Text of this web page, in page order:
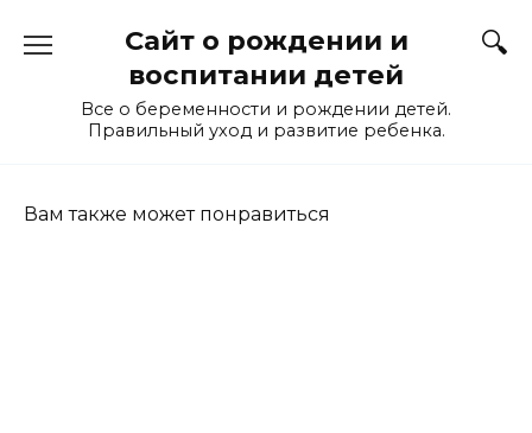
Сайт о рождении и
воспитании детей
Все о беременности и рождении детей.
Правильный уход и развитие ребенка.
Вам также может понравиться